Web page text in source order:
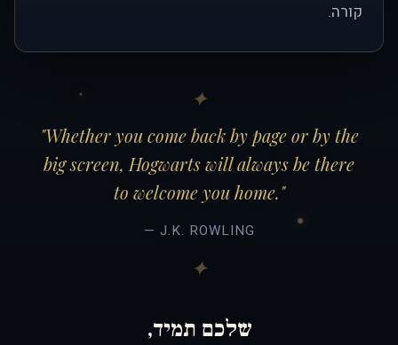
קורה.
"Whether you come back by page or by the
big screen, Hogwarts will always be there
to welcome you home."
— J.K. ROWLING
שלכם תמיד,